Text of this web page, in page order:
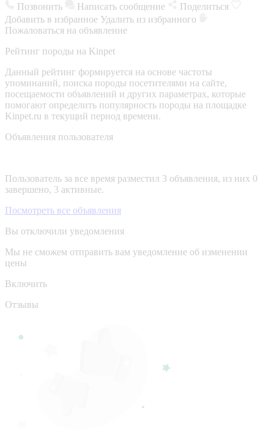
Позвонить Написать сообщение
Поделиться
Добавить в избранное Удалить из избранного
Пожаловаться на объявление
Рейтинг породы на Kinpet
Данный рейтинг формируется на основе частоты
упоминаний, поиска породы посетителями на сайте,
посещаемости объявлений и других параметрах, которые
помогают определить популярность породы на площадке
Kinpet.ru в текущий период времени.
Объявления пользователя
Пользователь за все время разместил 3 объявления, из них 0
завершено, 3 активные.
Посмотреть все объявления
Вы отключили уведомления
Мы не сможем отправить вам уведомление об изменении
цены
Включить
Отзывы